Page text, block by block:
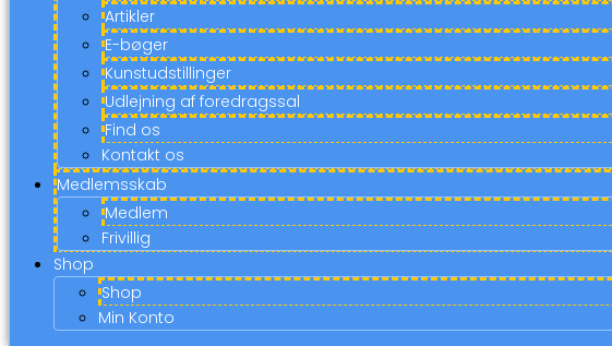
Artikler
E-bøger
Kunstudstillinger
Udlejning af foredragssal
Find os
Kontakt os
Medlemsskab
Medlem
Frivillig
Shop
Shop
Min Konto